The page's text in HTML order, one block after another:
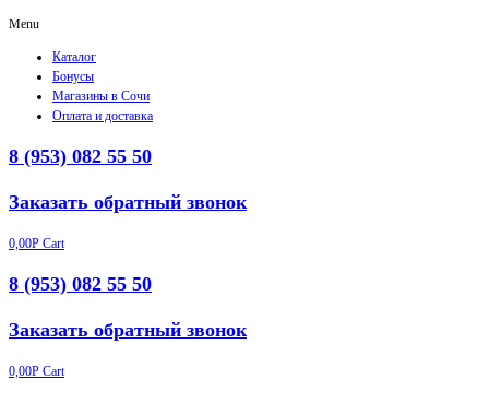
Menu
Каталог
Бонусы
Магазины в Сочи
Оплата и доставка
8 (953) 082 55 50
Заказать обратный звонок
0,00Р Cart
8 (953) 082 55 50
Заказать обратный звонок
0,00Р Cart